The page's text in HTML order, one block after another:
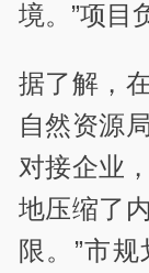
境。”项目
据了解，
自然资源
对接企业
地压缩了
限。”市